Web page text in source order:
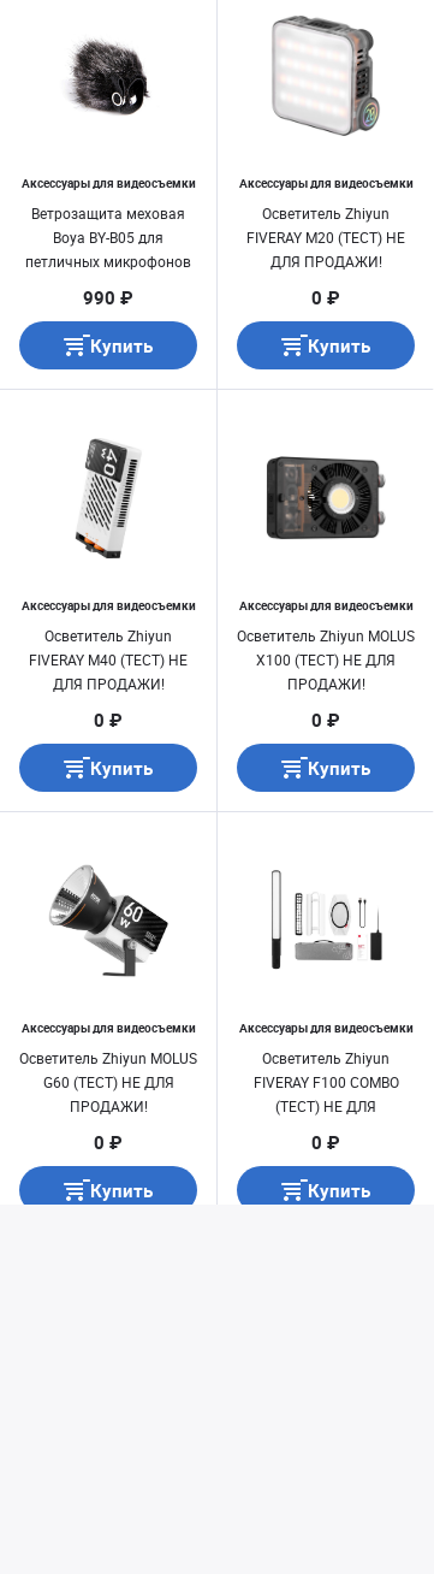
Аксессуары для видеосъемки
Ветрозащита меховая
Boya BY-B05 для
петличных микрофонов
990 ₽
Купить
Аксессуары для видеосъемки
Осветитель Zhiyun
FIVERAY M20 (ТЕСТ) НЕ
ДЛЯ ПРОДАЖИ!
0 ₽
Купить
Аксессуары для видеосъемки
Осветитель Zhiyun
FIVERAY M40 (ТЕСТ) НЕ
ДЛЯ ПРОДАЖИ!
0 ₽
Купить
Аксессуары для видеосъемки
Осветитель Zhiyun MOLUS
X100 (ТЕСТ) НЕ ДЛЯ
ПРОДАЖИ!
0 ₽
Купить
Аксессуары для видеосъемки
Осветитель Zhiyun MOLUS
G60 (ТЕСТ) НЕ ДЛЯ
ПРОДАЖИ!
0 ₽
Купить
Аксессуары для видеосъемки
Осветитель Zhiyun
FIVERAY F100 COMBO
(ТЕСТ) НЕ ДЛЯ
0 ₽
Купить